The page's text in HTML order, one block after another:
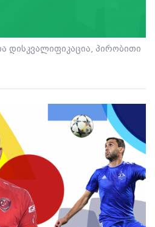
დისკვალიფიკაცია, პირობითი